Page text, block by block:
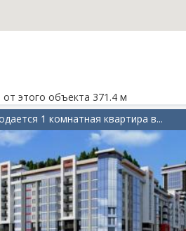
от этого объекта 371.4 м
1 комнатная квартира в...